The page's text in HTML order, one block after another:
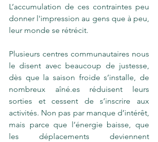
L’accumulation de ces contraintes peu
donner l'impression au gens que à peu,
leur monde se rétrécit.
Plusieurs centres communautaires nous
le disent avec beaucoup de justesse,
dès que la saison froide s’installe, de
nombreux aîné.es réduisent leurs
sorties et cessent de s’inscrire aux
activités. Non pas par manque d’intérêt,
mais parce que l’énergie baisse, que
les déplacements deviennent